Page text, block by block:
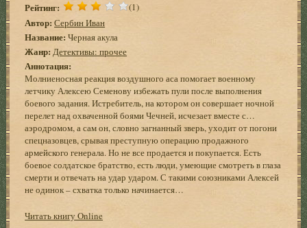
Рейтинг: (1)
Автор: Сербин Иван
Название: Черная акула
Жанр: Детективы: прочее
Аннотация:
Молниеносная реакция воздушного аса помогает военному
летчику Алексею Семенову избежать пули после выполнения
боевого задания. Истребитель, на котором он совершает ночной
перелет над охваченной боями Чечней, исчезает вместе с…
аэродромом, а сам он, словно загнанный зверь, уходит от погони
спецназовцев, срывая преступную операцию продажного
армейского генерала. Но не все продается и покупается. Есть
боевое солдатское братство, есть люди, умеющие смотреть в глаза
смерти и отвечать на удар ударом. С такими союзниками Алексей
не одинок – схватка только начинается…
Читать книгу Online